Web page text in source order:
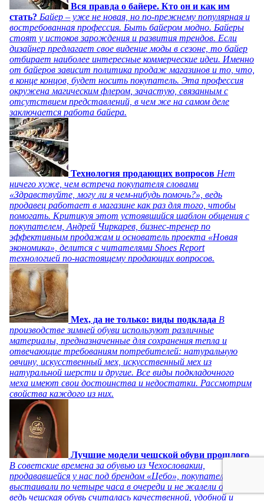
Вся правда о байере. Кто он и как им
стать? Байер – уже не новая, но по-прежнему популярная и
востребованная профессия. Быть байером модно. Байеры
стоят у истоков зарождения и развития трендов. Если
дизайнер предлагает свое видение моды в сезоне, то байер
отбирает наиболее интересные коммерческие идеи. Именно
от байеров зависит политика продаж магазинов и то, что,
в конце концов, будет носить покупатель. Эта профессия
окружена магическим флером, зачастую, связанным с
отсутствием представлений, в чем же на самом деле
заключается работа байера.
Технология продающих вопросов Нет
ничего хуже, чем встреча покупателя словами
«Здравствуйте, могу ли я чем-нибудь помочь?», ведь
продавец работает в магазине как раз для того, чтобы
помогать. Критикуя этот устоявшийся шаблон общения с
покупателем, Андрей Чиркарев, бизнес-тренер по
эффективным продажам и основатель проекта «Новая
экономика», делится с читателями Shoes Report
технологией по-настоящему продающих вопросов.
Мех, да не только: виды подклада В
производстве зимней обуви используют различные
материалы, предназначенные для сохранения тепла и
отвечающие требованиям потребителей: натуральную
овчину, искусственный мех, искусственный мех из
натуральной шерсти и другие. Все виды подкладочного
меха имеют свои достоинства и недостатки. Рассмотрим
свойства каждого из них.
Лучшие модели чешской обуви прошлого
В советские времена за обувью из Чехословакии,
продававшейся у нас под брендом «Цебо», покупатели
выстаивали по четыре часа в очереди и не жалели об этом,
ведь чешская обувь считалась качественной, удобной и